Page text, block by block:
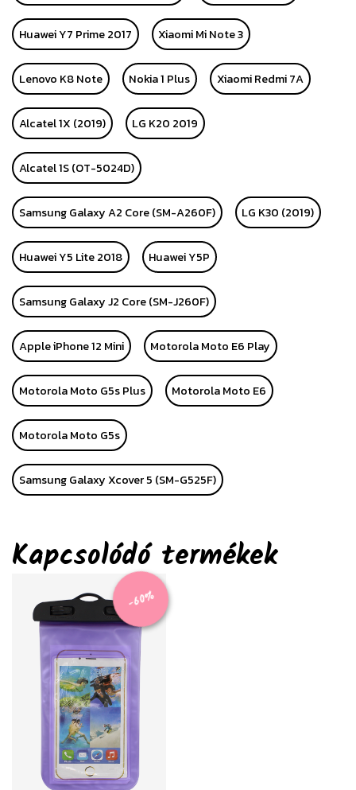
Huawei Y7 Prime 2017 Xiaomi Mi Note 3
Lenovo K8 Note Nokia 1 Plus Xiaomi Redmi 7A
Alcatel 1X (2019) LG K20 2019
Alcatel 1S (OT-5024D)
Samsung Galaxy A2 Core (SM-A260F) LG K30 (2019)
Huawei Y5 Lite 2018 Huawei Y5P
Samsung Galaxy J2 Core (SM-J260F)
Apple iPhone 12 Mini Motorola Moto E6 Play
Motorola Moto G5s Plus Motorola Moto E6
Motorola Moto G5s
Samsung Galaxy Xcover 5 (SM-G525F)
Kapcsolódó termékek
-60%